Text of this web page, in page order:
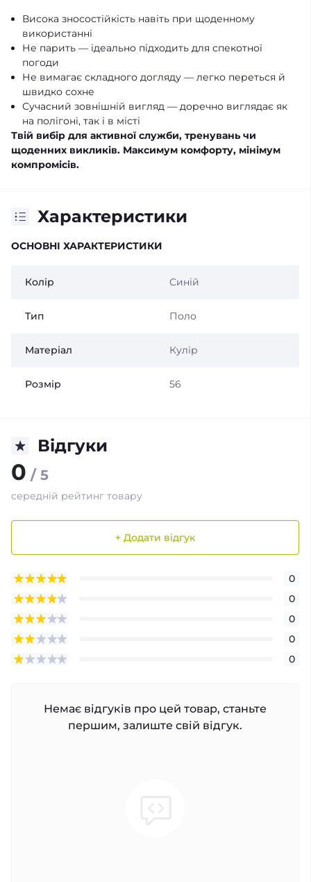
Висока зносостійкість навіть при щоденному
використанні
Не парить — ідеально підходить для спекотної
погоди
Не вимагає складного догляду — легко переться й
швидко сохне
Сучасний зовнішній вигляд — доречно виглядає як
на полігоні, так і в місті
Твій вибір для активної служби, тренувань чи
щоденних викликів. Максимум комфорту, мінімум
компромісів.
Характеристики
ОСНОВНІ ХАРАКТЕРИСТИКИ
Колір Синій
Тип Поло
Матеріал Кулір
Розмір 56
Відгуки
0 / 5
середній рейтинг товару
+ Додати відгук
0
0
0
0
0
Немає відгуків про цей товар, станьте
першим, залиште свій відгук.